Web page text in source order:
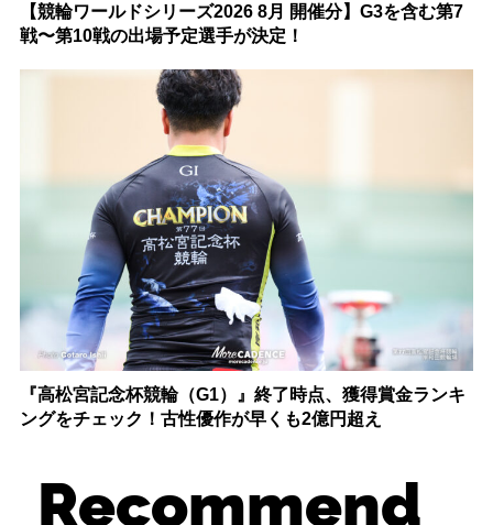
【競輪ワールドシリーズ2026 8月 開催分】G3を含む第7
戦〜第10戦の出場予定選手が決定！
『高松宮記念杯競輪（G1）』終了時点、獲得賞金ランキ
ングをチェック！古性優作が早くも2億円超え
Recommend